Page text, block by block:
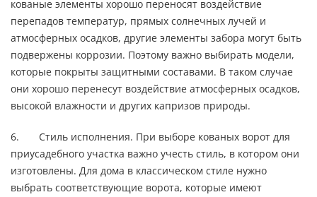
кованые элементы хорошо переносят воздействие
перепадов температур, прямых солнечных лучей и
атмосферных осадков, другие элементы забора могут быть
подвержены коррозии. Поэтому важно выбирать модели,
которые покрыты защитными составами. В таком случае
они хорошо перенесут воздействие атмосферных осадков,
высокой влажности и других капризов природы.
6. Стиль исполнения. При выборе кованых ворот для
приусадебного участка важно учесть стиль, в котором они
изготовлены. Для дома в классическом стиле нужно
выбрать соответствующие ворота, которые имеют